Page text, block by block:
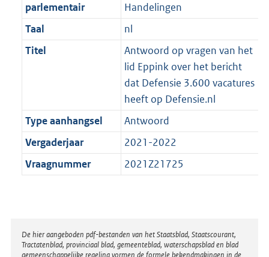
parlementair
Handelingen
Taal
nl
Titel
Antwoord op vragen van het
lid Eppink over het bericht
dat Defensie 3.600 vacatures
heeft op Defensie.nl
Type aanhangsel
Antwoord
Vergaderjaar
2021-2022
Vraagnummer
2021Z21725
Disclaimer
De hier aangeboden pdf-bestanden van het Staatsblad, Staatscourant,
Tractatenblad, provinciaal blad, gemeenteblad, waterschapsblad en blad
gemeenschappelijke regeling vormen de formele bekendmakingen in de